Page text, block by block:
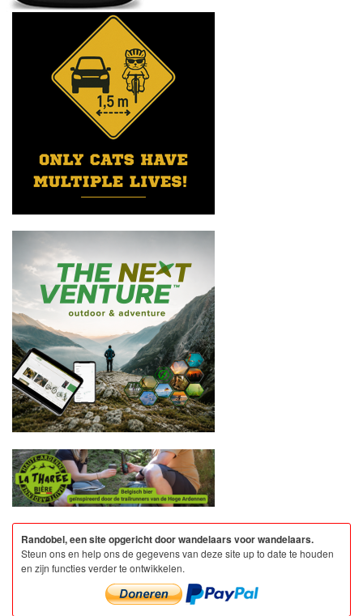
Randobel, een site opgericht door wandelaars voor wandelaars.
Steun ons en help ons de gegevens van deze site up to date te houden
en zijn functies verder te ontwikkelen.